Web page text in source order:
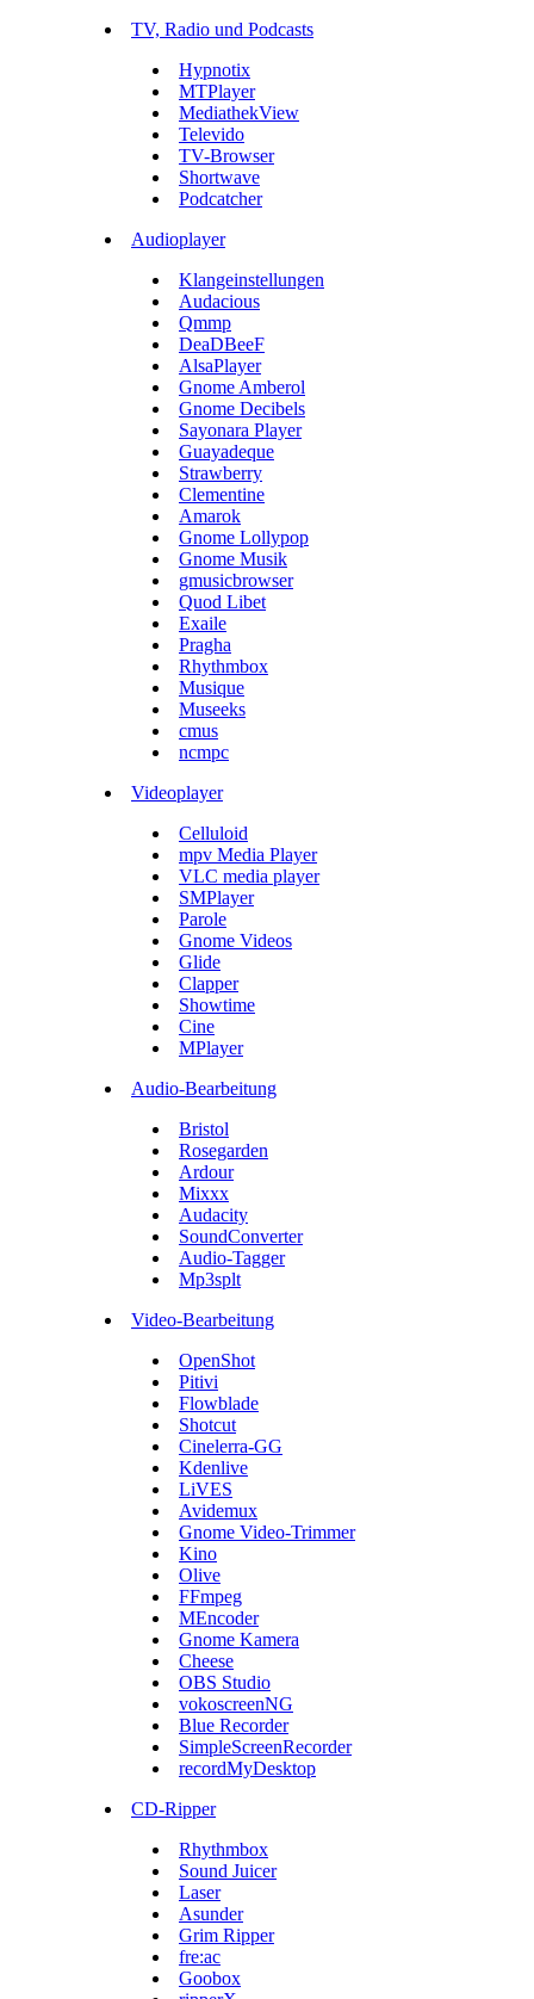
TV, Radio und Podcasts
Hypnotix
MTPlayer
MediathekView
Televido
TV-Browser
Shortwave
Podcatcher
Audioplayer
Klangeinstellungen
Audacious
Qmmp
DeaDBeeF
AlsaPlayer
Gnome Amberol
Gnome Decibels
Sayonara Player
Guayadeque
Strawberry
Clementine
Amarok
Gnome Lollypop
Gnome Musik
gmusicbrowser
Quod Libet
Exaile
Pragha
Rhythmbox
Musique
Museeks
cmus
ncmpc
Videoplayer
Celluloid
mpv Media Player
VLC media player
SMPlayer
Parole
Gnome Videos
Glide
Clapper
Showtime
Cine
MPlayer
Audio-Bearbeitung
Bristol
Rosegarden
Ardour
Mixxx
Audacity
SoundConverter
Audio-Tagger
Mp3splt
Video-Bearbeitung
OpenShot
Pitivi
Flowblade
Shotcut
Cinelerra-GG
Kdenlive
LiVES
Avidemux
Gnome Video-Trimmer
Kino
Olive
FFmpeg
MEncoder
Gnome Kamera
Cheese
OBS Studio
vokoscreenNG
Blue Recorder
SimpleScreenRecorder
recordMyDesktop
CD-Ripper
Rhythmbox
Sound Juicer
Laser
Asunder
Grim Ripper
fre:ac
Goobox